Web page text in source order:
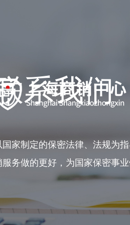
系我们
国家制定的保密法律、法规为
服务做的更好，为国家保密事